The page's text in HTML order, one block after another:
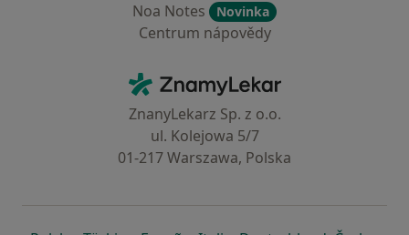
Noa Notes
Novinka
Centrum nápovědy
ZnamyLekar - Hlavní stránka
ZnanyLekarz Sp. z o.o.
ul. Kolejowa 5/7
01-217 Warszawa, Polska